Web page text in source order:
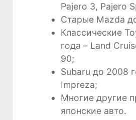
Pajero 3, Pajero
Старые Mazda
Классические
года – Land
90;
Subaru до 2008
Impreza;
Многие другие
японские авто.